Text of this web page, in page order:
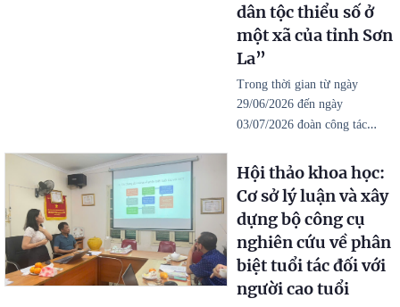
dân tộc thiểu số ở
một xã của tỉnh Sơn
La”
Trong thời gian từ ngày
29/06/2026 đến ngày
03/07/2026 đoàn công tác…
Hội thảo khoa học:
Cơ sở lý luận và xây
dựng bộ công cụ
nghiên cứu về phân
biệt tuổi tác đối với
người cao tuổi